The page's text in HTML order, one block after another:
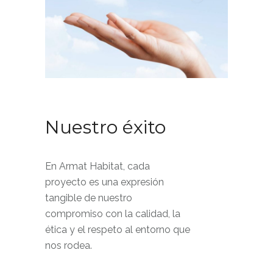
Nuestro éxito
En Armat Habitat, cada
proyecto es una expresión
tangible de nuestro
compromiso con la calidad, la
ética y el respeto al entorno que
nos rodea.